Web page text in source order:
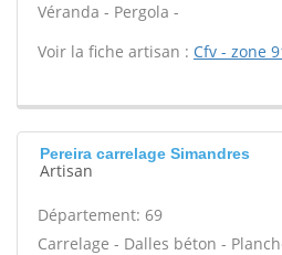
Véranda - Pergola -
Voir la fiche artisan : Cfv - zone
Pereira carrelage Simandres
Artisan
Département: 69
Carrelage - Dalles béton -